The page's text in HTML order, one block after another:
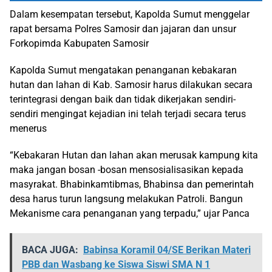
Dalam kesempatan tersebut, Kapolda Sumut menggelar
rapat bersama Polres Samosir dan jajaran dan unsur
Forkopimda Kabupaten Samosir
Kapolda Sumut mengatakan penanganan kebakaran
hutan dan lahan di Kab. Samosir harus dilakukan secara
terintegrasi dengan baik dan tidak dikerjakan sendiri-
sendiri mengingat kejadian ini telah terjadi secara terus
menerus
“Kebakaran Hutan dan lahan akan merusak kampung kita
maka jangan bosan -bosan mensosialisasikan kepada
masyrakat. Bhabinkamtibmas, Bhabinsa dan pemerintah
desa harus turun langsung melakukan Patroli. Bangun
Mekanisme cara penanganan yang terpadu,” ujar Panca
BACA JUGA: Babinsa Koramil 04/SE Berikan Materi
PBB dan Wasbang ke Siswa Siswi SMA N 1